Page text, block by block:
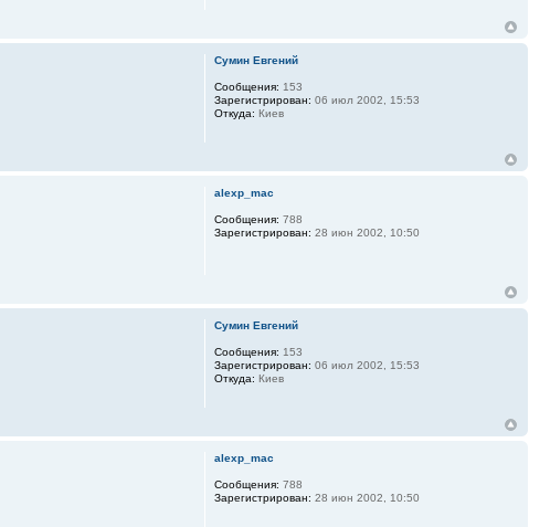
Сумин Евгений
Сообщения: 153
Зарегистрирован: 06 июл 2002, 15:53
Откуда: Киев
alexp_mac
Сообщения: 788
Зарегистрирован: 28 июн 2002, 10:50
Сумин Евгений
Сообщения: 153
Зарегистрирован: 06 июл 2002, 15:53
Откуда: Киев
alexp_mac
Сообщения: 788
Зарегистрирован: 28 июн 2002, 10:50